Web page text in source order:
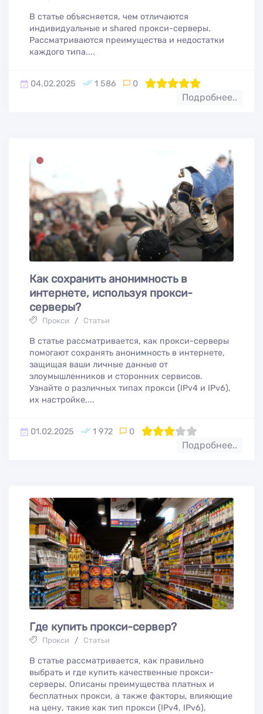
В статье объясняется, чем отличаются
индивидуальные и shared прокси-серверы.
Рассматриваются преимущества и недостатки
каждого типа....
04.02.2025 1 586 0 100
1 2 3 4 5
Подробнее..
Как сохранить анонимность в
интернете, используя прокси-
серверы?
Прокси / Статьи
В статье рассматривается, как прокси-серверы
помогают сохранять анонимность в интернете,
защищая ваши личные данные от
злоумышленников и сторонних сервисов.
Узнайте о различных типах прокси (IPv4 и IPv6),
их настройке,...
01.02.2025 1 972 0 60
1 2 3 4 5
Подробнее..
Где купить прокси-сервер?
Прокси / Статьи
В статье рассматривается, как правильно
выбрать и где купить качественные прокси-
серверы. Описаны преимущества платных и
бесплатных прокси, а также факторы, влияющие
на цену, такие как тип прокси (IPv4, IPv6),